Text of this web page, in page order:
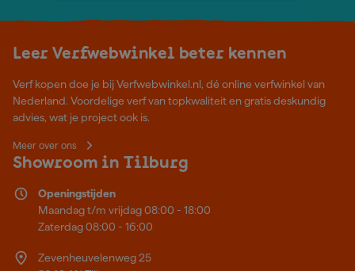
Leer Verfwebwinkel beter kennen
Verf kopen doe je bij Verfwebwinkel.nl, dé online verfwinkel van
Nederland. Voordelige verf van topkwaliteit en gratis deskundig
advies, wat je project ook is.
Meer over ons
Showroom in Tilburg
Openingstijden
Maandag t/m vrijdag 08:00 - 18:00
Zaterdag 08:00 - 16:00
Zevenheuvelenweg 25